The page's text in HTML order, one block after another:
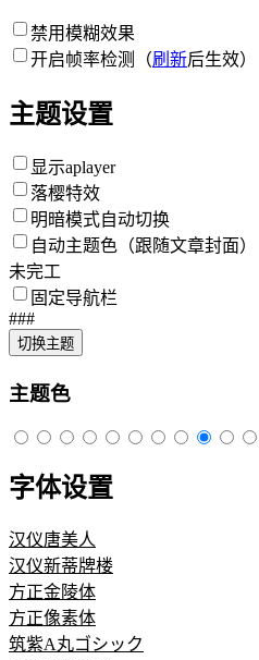
禁用模糊效果
开启帧率检测（刷新后生效）
主题设置
显示aplayer
落樱特效
明暗模式自动切换
自动主题色（跟随文章封面）
未完工
固定导航栏
###
切换主题
主题色
字体设置
汉仪唐美人
汉仪新蒂牌楼
方正金陵体
方正像素体
筑紫A丸ゴシック